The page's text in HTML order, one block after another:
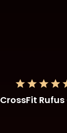
CrossFit